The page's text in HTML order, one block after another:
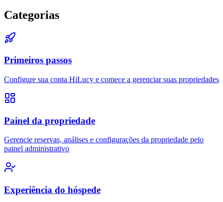
Categorias
Primeiros passos
Configure sua conta HiLucy e comece a gerenciar suas propriedades
Painel da propriedade
Gerencie reservas, análises e configurações da propriedade pelo
painel administrativo
Experiência do hóspede